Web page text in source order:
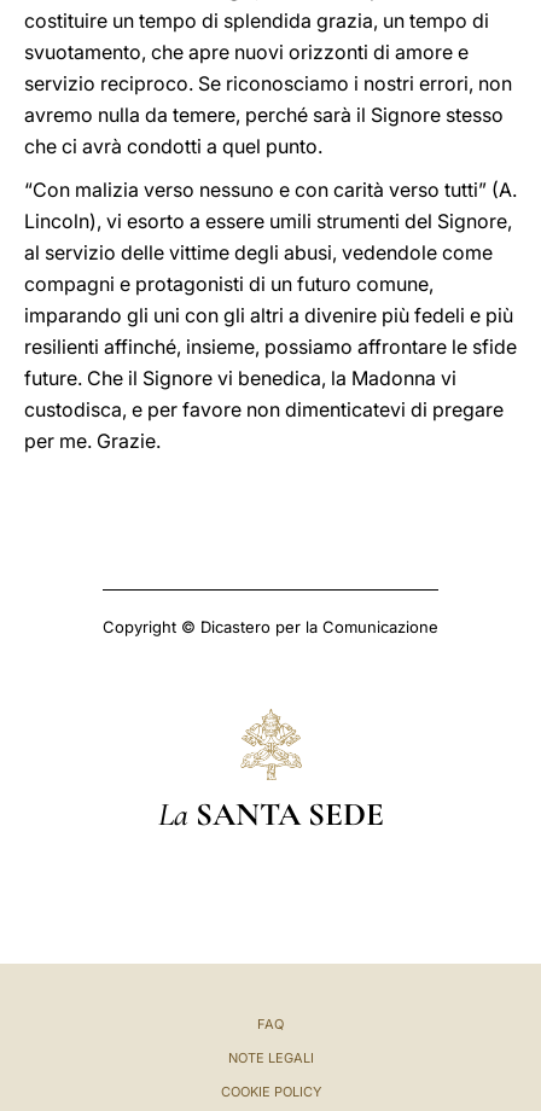
costituire un tempo di splendida grazia, un tempo di
svuotamento, che apre nuovi orizzonti di amore e
servizio reciproco. Se riconosciamo i nostri errori, non
avremo nulla da temere, perché sarà il Signore stesso
che ci avrà condotti a quel punto.
“Con malizia verso nessuno e con carità verso tutti” (A.
Lincoln), vi esorto a essere umili strumenti del Signore,
al servizio delle vittime degli abusi, vedendole come
compagni e protagonisti di un futuro comune,
imparando gli uni con gli altri a divenire più fedeli e più
resilienti affinché, insieme, possiamo affrontare le sfide
future. Che il Signore vi benedica, la Madonna vi
custodisca, e per favore non dimenticatevi di pregare
per me. Grazie.
Copyright © Dicastero per la Comunicazione
La SANTA SEDE
FAQ
NOTE LEGALI
COOKIE POLICY